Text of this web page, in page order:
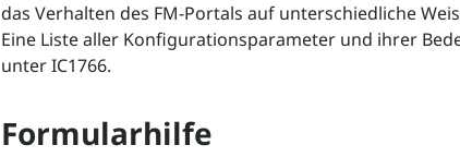
das Verhalten des FM-Portals auf unterschiedliche
Eine Liste aller Konfigurationsparameter und ihrer
unter IC1766.
Formularhilfe